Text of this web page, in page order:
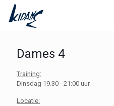
Dames 4
Training:
Dinsdag 19.30 - 21:00 uur
Locatie: